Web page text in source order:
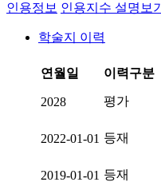
인용정보 인용지수 설명보기
학술지 이력
연월일
이력구분
2028 평가
2022-01-01 등재
2019-01-01 등재